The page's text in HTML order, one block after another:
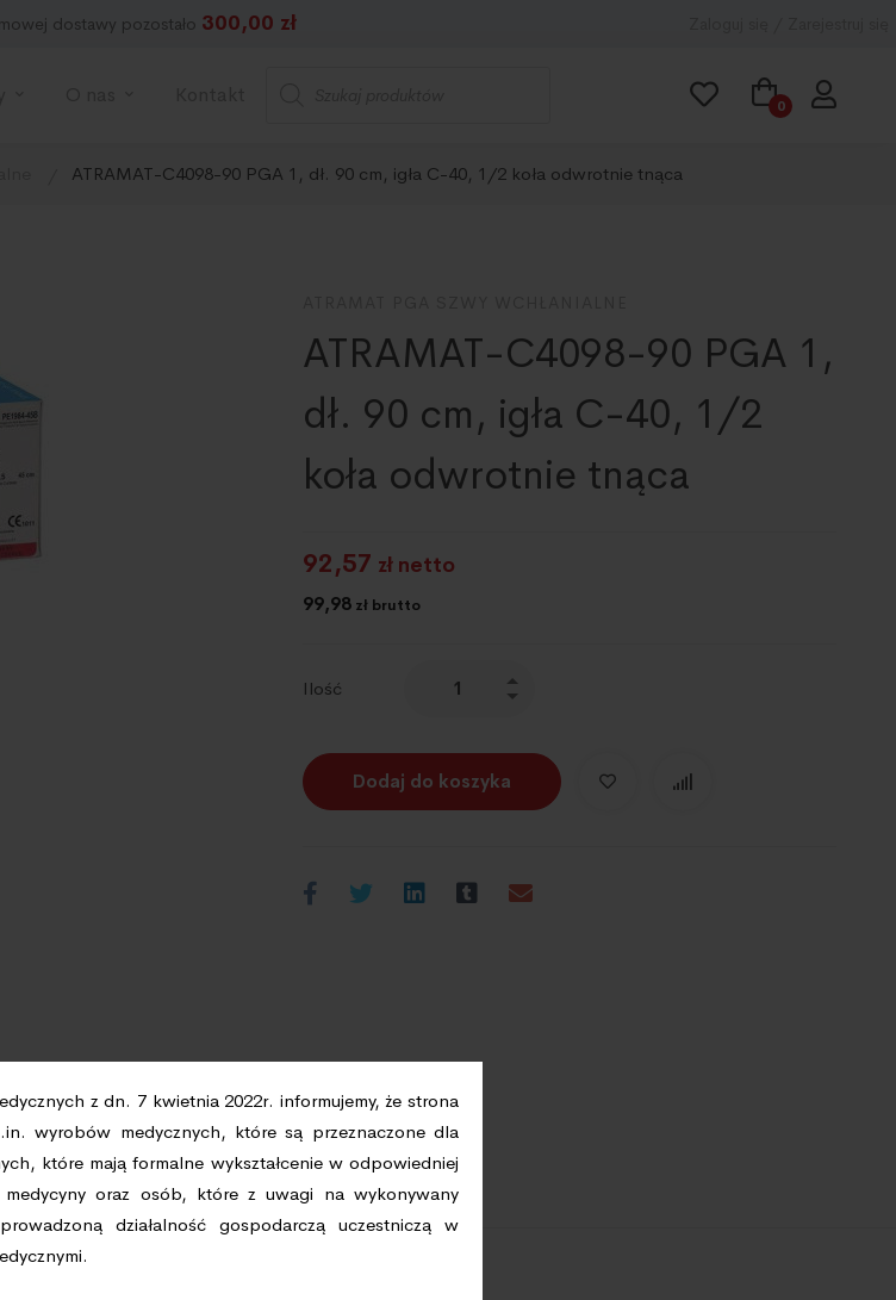
z dn. 7 kwietnia 2022r. informujemy, że strona
wyrobów medycznych, które są przeznaczone dla
które mają formalne wykształcenie w odpowiedniej
oraz osób, które z uwagi na wykonywany
działalność gospodarczą uczestniczą w
dostawy pozostało 300,00 zł
ATRAMAT-C4098-90 PGA 1, dł. 90 cm, igła C-40, 1/2 koła odwrotnie tnąca
ATRAMAT-C4098-90 PGA 1,
dł. 90 cm, igła C-40, 1/2
koła odwrotnie tnąca
92,57 zł netto
99,98 zł brutto
Ilość
Dodaj do koszyka